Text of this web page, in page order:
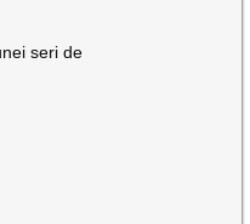
seri de